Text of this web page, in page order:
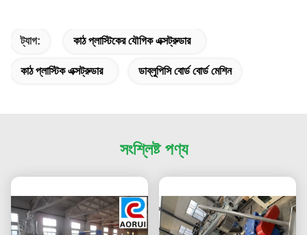
ট্যাগ: কাঠ প্লাস্টিকের যৌগিক এক্সট্রুডার
কাঠ প্লাস্টিক এক্সট্রুডার ডাব্লুপিসি বোর্ড বোর্ড মেশিন
সংশ্লিষ্ট পণ্য